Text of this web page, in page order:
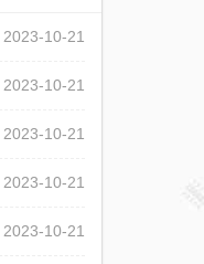
2023-10-21
2023-10-21
2023-10-21
2023-10-21
2023-10-21